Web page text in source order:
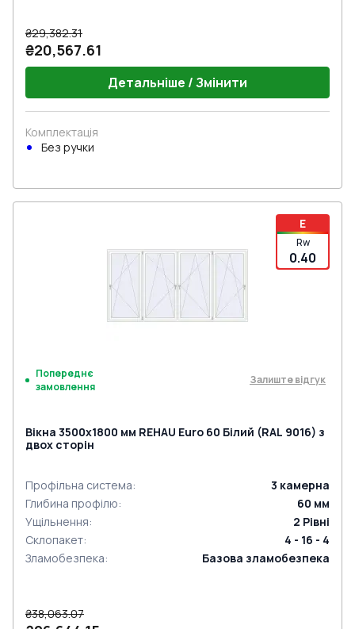
₴29,382.31
₴20,567.61
Детальніше / Змінити
Комплектація
Без ручки
E
Rw
0.40
Попереднє
замовлення
Залиште відгук
Вікна 3500x1800 мм REHAU Euro 60 Білий (RAL 9016) з
двох сторін
Профільна система: 3 камерна
Глибина профілю: 60 мм
Ущільнення: 2 Рівні
Склопакет:
4 - 16 - 4
Зламобезпека: Базова зламобезпека
₴38,063.07